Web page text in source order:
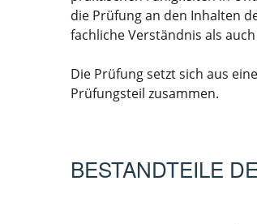
die Prüfung an den Inhalten
fachliche Verständnis als
Die Prüfung setzt sich aus
Prüfungsteil zusammen.
BESTANDTEILE